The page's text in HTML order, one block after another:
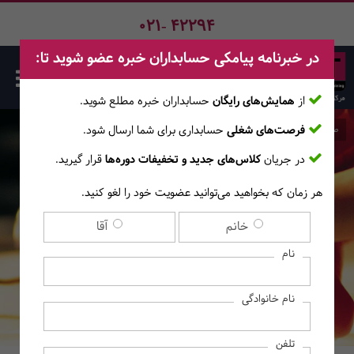
021- 42294
وبلاگ
اخبار آموزشگاه
صفحه اصلی وبلاگ
در خبرنامه پیامکی حسابداران خبره عضو شوید تا:
از همایش‌های رایگان حسابداران خبره مطلع ‎شوید.
فرصت‌های شغلی حسابداری برای شما ارسال شود.
در جریانکلاس‌های جدید و تخفیفات دوره‌هاقرار گیرید.
هر زمان که بخواهید می‌توانید عضویت خود را لغو کنید.
خانم آقا
نام
نام خانوادگی
تلفن